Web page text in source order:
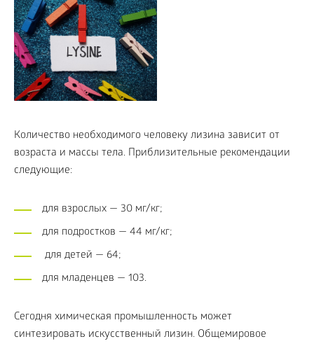
Количество необходимого человеку лизина зависит от
возраста и массы тела. Приблизительные рекомендации
следующие:
для взрослых — 30 мг/кг;
для подростков — 44 мг/кг;
для детей — 64;
для младенцев — 103.
Сегодня химическая промышленность может
синтезировать искусственный лизин. Общемировое